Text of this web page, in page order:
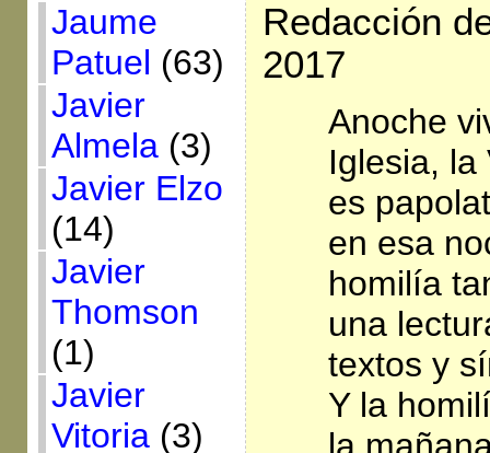
Jaume
Patuel (63)
Javier
Almela(3)
Javier Elzo
(14)
Javier
Thomson
(1)
Javier
Vitoria(3)
Redacción
2017
Anoche
Iglesia, la
es
en esa
homilía
una
textos y
Y la